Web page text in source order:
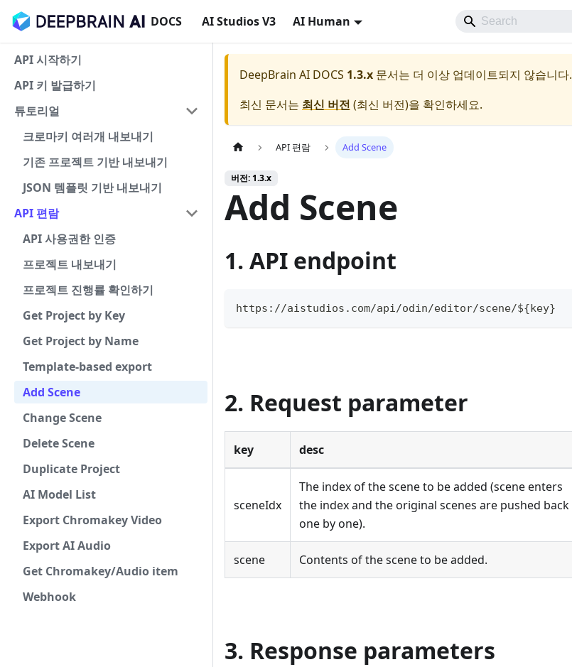
DOCS AI Studios V3 AI Human
API 시작하기
API 키 발급하기
튜토리얼
크로마키 여러개 내보내기
기존 프로젝트 기반 내보내기
JSON 템플릿 기반 내보내기
API 편람
API 사용권한 인증
프로젝트 내보내기
프로젝트 진행률 확인하기
Get Project by Key
Get Project by Name
Template-based export
Add Scene
Change Scene
Delete Scene
Duplicate Project
AI Model List
Export Chromakey Video
Export AI Audio
Get Chromakey/Audio item
Webhook
DeepBrain AI DOCS 1.3.x 문서는 더 이상 업데이트되지 않습니다.
최신 문서는 최신 버전 (최신 버전)을 확인하세요.
API 편람 Add Scene
버전: 1.3.x
Add Scene
1. API endpoint
https://aistudios.com/api/odin/editor/scene/${key}
2. Request parameter
key desc
sceneIdx
The index of the scene to be added (scene enters
the index and the original scenes are pushed back
one by one).
scene Contents of the scene to be added.
3. Response parameters